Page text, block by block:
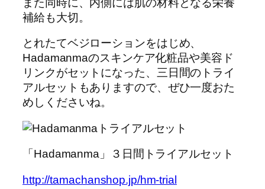
補給も大切。
とれたてベジローションをはじめ、
Hadamanmaのスキンケア化粧品や美容ド
リンクがセットになった、三日間のトライ
アルセットもありますので、ぜひ一度おた
めしくださいね。
「Hadamanma」３日間トライアルセット
http://tamachanshop.jp/hm-trial